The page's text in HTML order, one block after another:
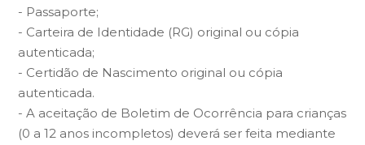
- Passaporte;
- Carteira de Identidade (RG) original ou cópia
autenticada;
- Certidão de Nascimento original ou cópia
autenticada.
- A aceitação de Boletim de Ocorrência para crianças
(0 a 12 anos incompletos) deverá ser feita mediante